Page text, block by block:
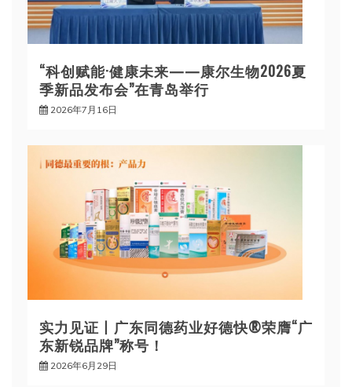
“科创赋能·健康未来——康尔生物2026夏
季新品发布会”在青岛举行
2026年7月16日
实力见证丨广东同德药业好德快®荣膺“广
东新锐品牌”称号！
2026年6月29日